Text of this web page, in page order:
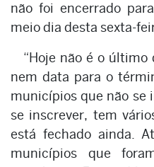
não foi encerrado
meio dia desta sexta-
“Hoje não é o
nem data para o
municípios que não se
se inscrever, tem
está fechado ainda.
municípios que